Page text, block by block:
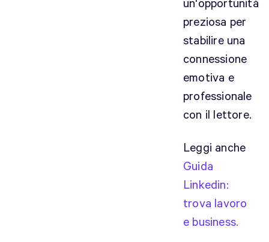
un'opportunità
preziosa per
stabilire una
connessione
emotiva e
professionale
con il lettore.
Leggi anche
Guida
Linkedin:
trova lavoro
e business.